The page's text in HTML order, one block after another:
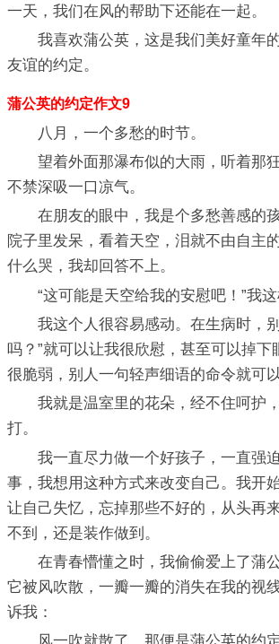
一天，我们在风的帮助下还能在一起。
我喜欢蒲公英，这是我们美好童年
友谊的约定。
蒲公英的约定作文9
八月，一个多愁的时节。
望着外面那瀑布似的大雨，听着那
不禁深吸一口凉气。
在朋友的眼中，我是个多愁善感的
院子里发呆，看着天空，泪就不由自主
什么哭，我却回答不上。
“这可能是天空给我的安慰吧！”我这
我这个人很容易感动。在生病时，别
吗？”就可以让我很欣慰，甚至可以掉下
很脆弱，别人一句轻声细语的命令就可
我就是温室里的花朵，经不住呵护
打。
我一直尽力做一个好孩子，一直强
事，我想用这种方式来改变自己。我开
让自己失忆，忘掉那些不好的，从头再
不到，还是装作做到。
在青春懵懂之时，我偷偷爱上了蒲
它被风吹散，一瓣一瓣的消失在我的视
诉我：